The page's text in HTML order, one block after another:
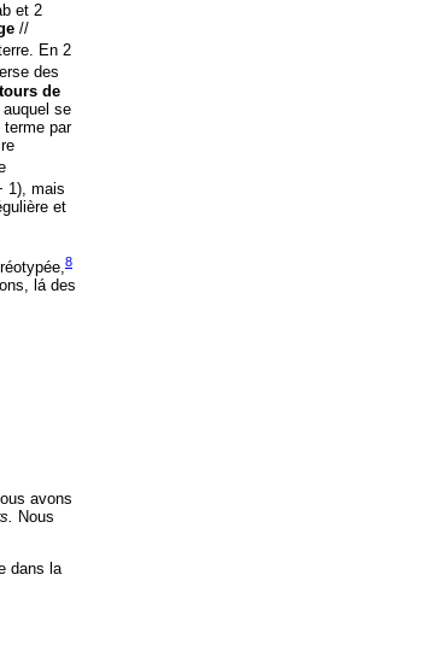
et 2
//
En 2
des
de
auquel se
par
1), mais
et
8
lá des
avons
Nous
dans la